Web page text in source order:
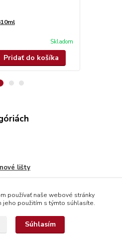
Skladom
Pridať do košíka
lišty
používať naše webové stránky
jeho použitím s týmto súhlasíte.
Súhlasím